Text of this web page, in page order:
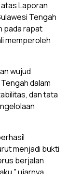
atas Laporan
Tengah
pada rapat
memperoleh
wujud
dalam
dan tata
menjadi bukti
berjalan